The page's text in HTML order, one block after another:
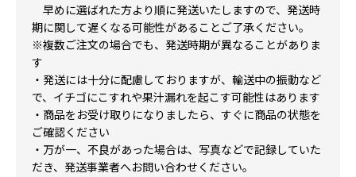
早めに選ばれた方より順に発送いたしますので、発送時
期に関して遅くなる可能性があることご了承ください。
※複数ご注文の場合でも、発送時期が異なることがありま
す
・発送には十分に配慮しておりますが、輸送中の振動など
で、イチゴにこすれや果汁漏れを起こす可能性はあります
・商品をお受け取りになりましたら、すぐに商品の状態を
ご確認ください
・万が一、不良があった場合は、写真などで記録していた
だき、発送事業者へお問い合わせください。